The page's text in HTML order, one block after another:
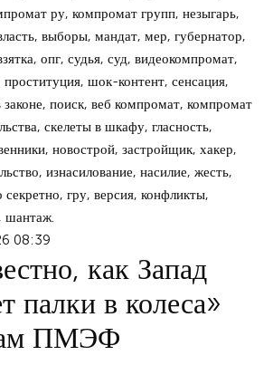
ру, компромат групп, незыгарь,
выборы, мандат, мер, губернатор,
опг, судья, суд, видеокомпромат,
шок-контент, сенсация,
законе, поиск, веб компромат, компромат
скелеты в шкафу, гласность,
новострой, застройщик, хакер,
изнасилование, насилие, жесть,
гру, версия, конфликты,
шантаж.
08:39
как Запад
палки в колеса»
ПМЭФ